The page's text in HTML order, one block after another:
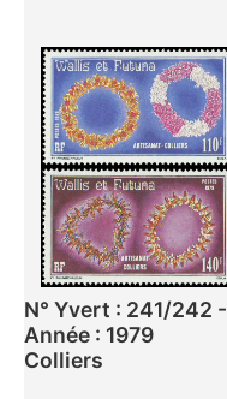
N° Yvert : 241/242 -
Année : 1979
Colliers